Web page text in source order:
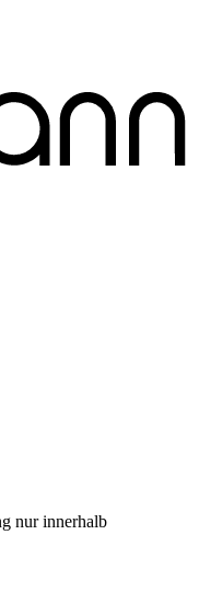
nur innerhalb